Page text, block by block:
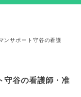
ンサポート守谷の看護
守谷の看護師・准